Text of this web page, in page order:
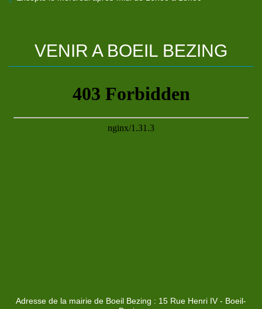
VENIR A BOEIL BEZING
Adresse de la mairie de Boeil Bezing : 15 Rue Henri IV - Boeil-